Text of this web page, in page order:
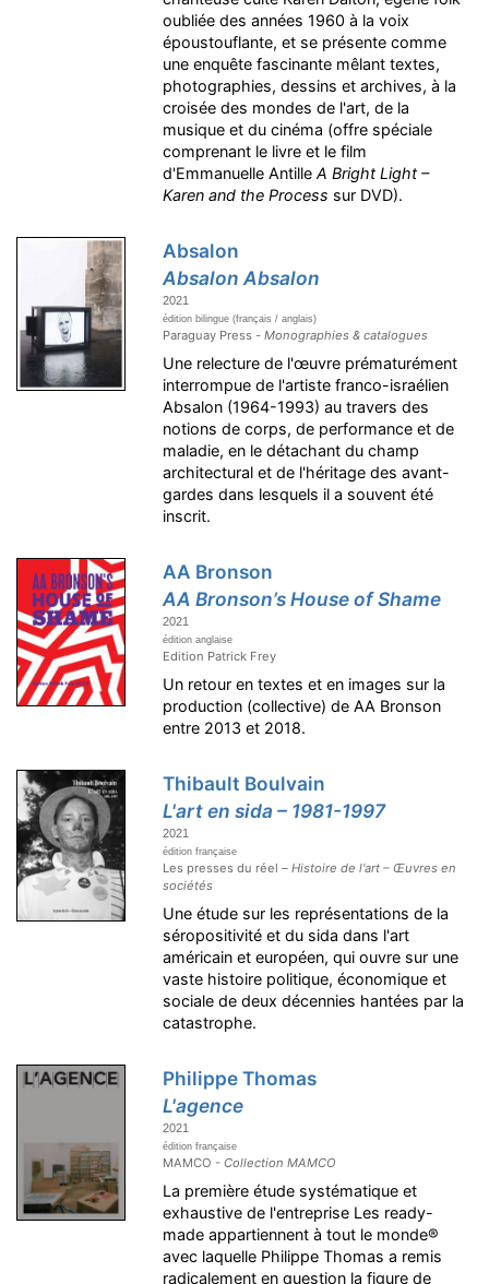
oubliée des années 1960 à la voix
époustouflante, et se présente comme
une enquête fascinante mêlant textes,
photographies, dessins et archives, à la
croisée des mondes de l'art, de la
musique et du cinéma (offre spéciale
comprenant le livre et le film
d'Emmanuelle AntilleA Bright Light –
Karen and the Process sur DVD).
Absalon
Absalon Absalon
2021
édition bilingue (français / anglais)
Paraguay Press -Monographies & catalogues
Une relecture de l'œuvre prématurément
interrompue de l'artiste franco-israélien
Absalon (1964-1993) au travers des
notions de corps, de performance et de
maladie, en le détachant du champ
architectural et de l'héritage des avant-
gardes dans lesquels il a souvent été
inscrit.
AA Bronson
AA Bronson’s House of Shame
2021
édition anglaise
Edition Patrick Frey
Un retour en textes et en images sur la
production (collective) de AA Bronson
entre 2013 et 2018.
Thibault Boulvain
L'art en sida – 1981-1997
2021
édition française
Les presses du réel –Histoire de l'art – Œuvres en
sociétés
Une étude sur les représentations de la
séropositivité et du sida dans l'art
américain et européen, qui ouvre sur une
vaste histoire politique, économique et
sociale de deux décennies hantées par la
catastrophe.
Philippe Thomas
L'agence
2021
édition française
MAMCO -Collection MAMCO
La première étude systématique et
exhaustive de l'entreprise Les ready-
made appartiennent à tout le monde®
avec laquelle Philippe Thomas a remis
radicalement en question la figure de